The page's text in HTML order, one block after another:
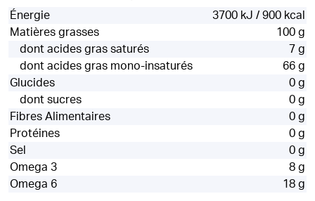
Énergie
3700 kJ / 900 kcal
Matières grasses
100 g
dont acides gras saturés
7 g
dont acides gras mono-insaturés
66 g
Glucides
0 g
dont sucres
0 g
Fibres Alimentaires
0 g
Protéines
0 g
Sel
0 g
Omega 3
8 g
Omega 6
18 g